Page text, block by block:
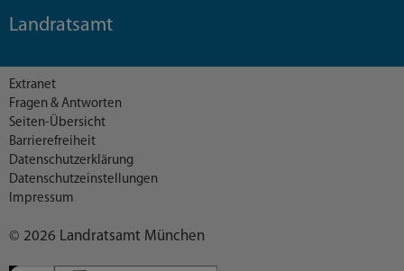
Landratsamt
© 2026 Landratsamt München
Extranet
Fragen & Antworten
Seiten-Übersicht
Barrierefreiheit
Datenschutzerklärung
Datenschutzeinstellungen
Impressum